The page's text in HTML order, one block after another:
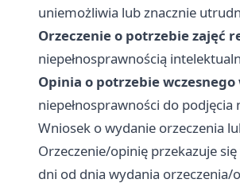
uniemożliwia lub znacznie
Orzeczenie o potrzebie zajęć
niepełnosprawnością
Opinia o potrzebie
niepełnosprawności do podjęcia
Wniosek o wydanie orzeczenia
Orzeczenie/opinię przekazuje
dni od dnia wydania orzeczenia/